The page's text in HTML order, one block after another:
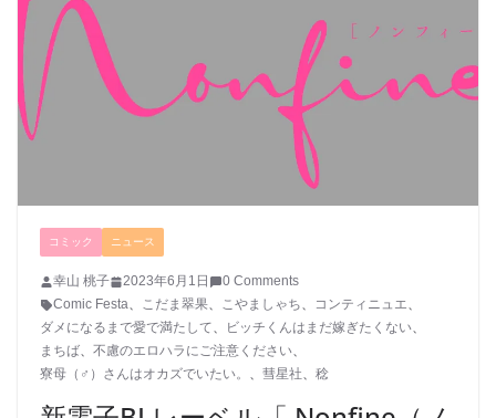
コミック ニュース
幸山 桃子 2023年6月1日
0 Comments
Comic Festa、 こだま翠果、 こやましゃち、 コンティニュエ、
ダメになるまで愛で満たして、 ビッチくんはまだ嫁ぎたくない、
まちば、 不慮のエロハラにご注意ください、
寮母（♂）さんはオカズでいたい。 、 彗星社、 稔